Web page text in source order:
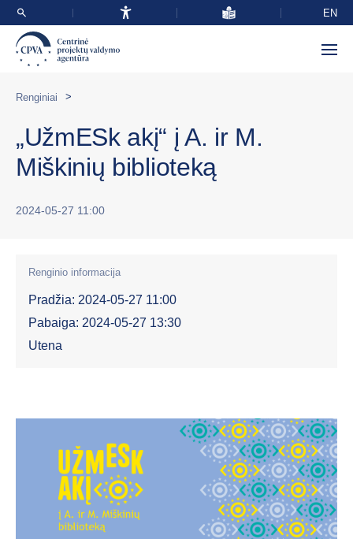
EN
Renginiai >
„UžmESk akį“ į A. ir M.
Miškinių biblioteką
2024-05-27 11:00
Renginio informacija
Pradžia: 2024-05-27 11:00
Pabaiga: 2024-05-27 13:30
Utena